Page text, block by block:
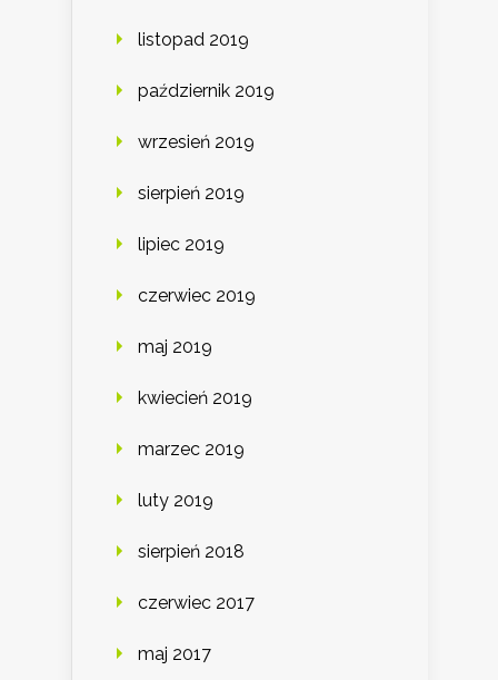
listopad 2019
październik 2019
wrzesień 2019
sierpień 2019
lipiec 2019
czerwiec 2019
maj 2019
kwiecień 2019
marzec 2019
luty 2019
sierpień 2018
czerwiec 2017
maj 2017